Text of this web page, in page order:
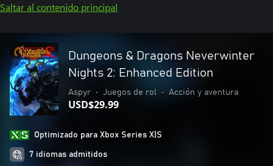
Saltar al contenido principal
Dungeons & Dragons Neverwinter
Nights 2: Enhanced Edition
Aspyr • Juegos de rol • Acción y aventura
USD$29.99
Optimizado para Xbox Series X|S
7 idiomas admitidos